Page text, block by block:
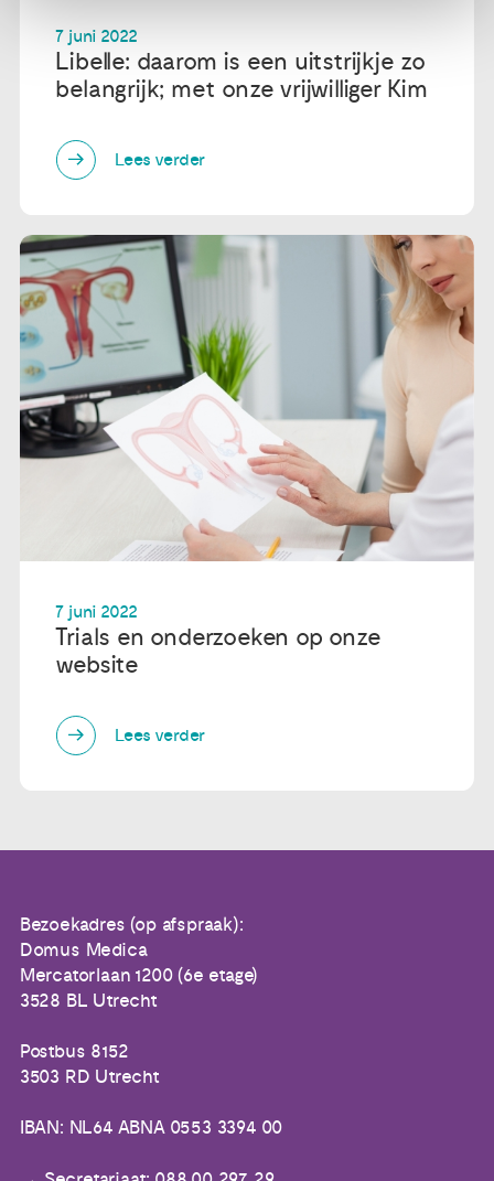
7 juni 2022
Libelle: daarom is een uitstrijkje zo
belangrijk; met onze vrijwilliger Kim
Lees verder
7 juni 2022
Trials en onderzoeken op onze
website
Lees verder
Bezoekadres (op afspraak):
Domus Medica
Mercatorlaan 1200 (6e etage)
3528 BL Utrecht
Postbus 8152
3503 RD Utrecht
IBAN: NL64 ABNA 0553 3394 00